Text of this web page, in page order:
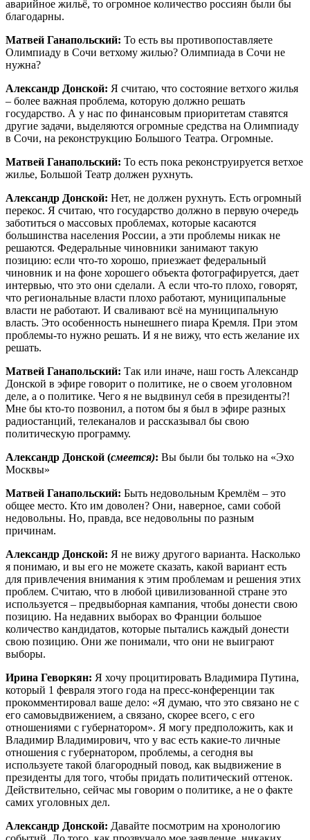
аварийное жильё, то огромное количество россиян были бы
благодарны.
Матвей Ганапольский: То есть вы противопоставляете
Олимпиаду в Сочи ветхому жилью? Олимпиада в Сочи не
нужна?
Александр Донской: Я считаю, что состояние ветхого жилья
– более важная проблема, которую должно решать
государство. А у нас по финансовым приоритетам ставятся
другие задачи, выделяются огромные средства на Олимпиаду
в Сочи, на реконструкцию Большого Театра. Огромные.
Матвей Ганапольский: То есть пока реконструируется ветхое
жилье, Большой Театр должен рухнуть.
Александр Донской: Нет, не должен рухнуть. Есть огромный
перекос. Я считаю, что государство должно в первую очередь
заботиться о массовых проблемах, которые касаются
большинства населения России, а эти проблемы никак не
решаются. Федеральные чиновники занимают такую
позицию: если что-то хорошо, приезжает федеральный
чиновник и на фоне хорошего объекта фотографируется, дает
интервью, что это они сделали. А если что-то плохо, говорят,
что региональные власти плохо работают, муниципальные
власти не работают. И сваливают всё на муниципальную
власть. Это особенность нынешнего пиара Кремля. При этом
проблемы-то нужно решать. И я не вижу, что есть желание их
решать.
Матвей Ганапольский: Так или иначе, наш гость Александр
Донской в эфире говорит о политике, не о своем уголовном
деле, а о политике. Чего я не выдвинул себя в президенты?!
Мне бы кто-то позвонил, а потом бы я был в эфире разных
радиостанций, телеканалов и рассказывал бы свою
политическую программу.
Александр Донской (смеется): Вы были бы только на «Эхо
Москвы»
Матвей Ганапольский: Быть недовольным Кремлём – это
общее место. Кто им доволен? Они, наверное, сами собой
недовольны. Но, правда, все недовольны по разным
причинам.
Александр Донской: Я не вижу другого варианта. Насколько
я понимаю, и вы его не можете сказать, какой вариант есть
для привлечения внимания к этим проблемам и решения этих
проблем. Считаю, что в любой цивилизованной стране это
используется – предвыборная кампания, чтобы донести свою
позицию. На недавних выборах во Франции большое
количество кандидатов, которые пытались каждый донести
свою позицию. Они же понимали, что они не выиграют
выборы.
Ирина Геворкян: Я хочу процитировать Владимира Путина,
который 1 февраля этого года на пресс-конференции так
прокомментировал ваше дело: «Я думаю, что это связано не с
его самовыдвижением, а связано, скорее всего, с его
отношениями с губернатором». Я могу предположить, как и
Владимир Владимирович, что у вас есть какие-то личные
отношения с губернатором, проблемы, а сегодня вы
используете такой благородный повод, как выдвижение в
президенты для того, чтобы придать политический оттенок.
Действительно, сейчас мы говорим о политике, а не о факте
самих уголовных дел.
Александр Донской: Давайте посмотрим на хронологию